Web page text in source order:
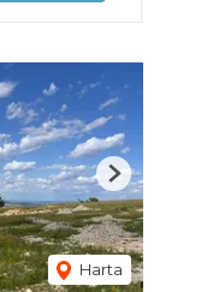
Harta
Next